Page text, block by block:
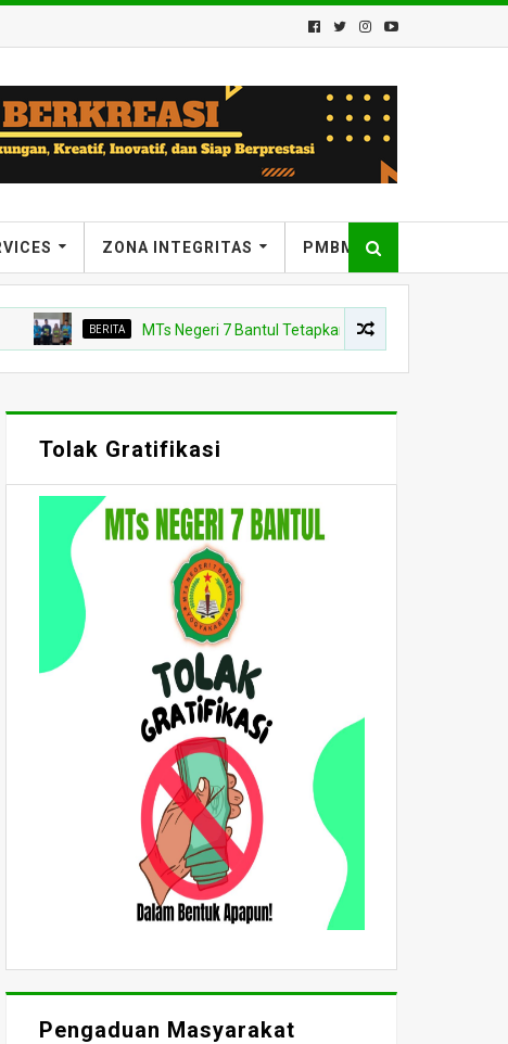
ZONA INTEGRITAS PMBM
BERITA MTs Negeri 7 Bantul Tetapkan Tiga Agen Perubahan, Kepala
Tolak Gratifikasi
Pengaduan Masyarakat